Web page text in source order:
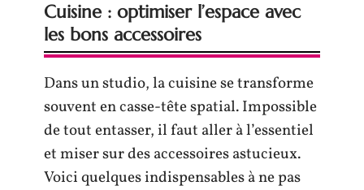
Cuisine : optimiser l’espace avec
les bons accessoires
Dans un studio, la cuisine se transforme
souvent en casse-tête spatial. Impossible
de tout entasser, il faut aller à l’essentiel
et miser sur des accessoires astucieux.
Voici quelques indispensables à ne pas